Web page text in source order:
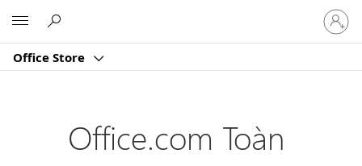
Office Store
Đăng
nhập
tài
của
Office.com Toàn